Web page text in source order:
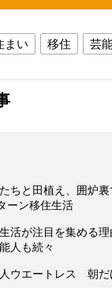
まい 移住 芸
ちと田植え、囲炉
ーン移住生活
活が注目を集める
人も続々
ウエートレス 朝だ